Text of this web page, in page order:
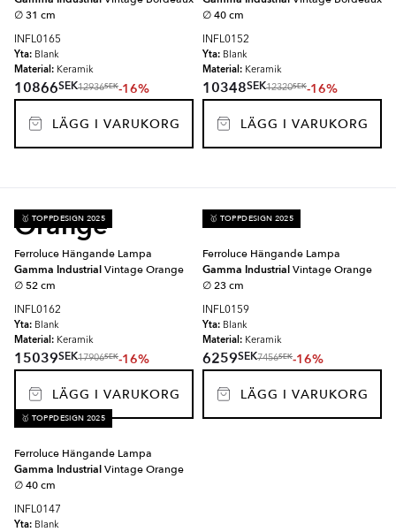
∅ 31 cm
INFL0165
Yta: Blank
Material: Keramik
10866SEK12936SEK-16%
LÄGG I VARUKORG
∅ 40 cm
INFL0152
Yta: Blank
Material: Keramik
10348SEK12320SEK-16%
LÄGG I VARUKORG
Orange
🥇 TOPPDESIGN 2025
Ferroluce Hängande Lampa
Gamma IndustrialVintage Orange
∅ 52 cm
INFL0162
Yta: Blank
Material: Keramik
15039SEK17906SEK-16%
LÄGG I VARUKORG
🥇 TOPPDESIGN 2025
Ferroluce Hängande Lampa
Gamma IndustrialVintage Orange
∅ 23 cm
INFL0159
Yta: Blank
Material: Keramik
6259SEK7456SEK-16%
LÄGG I VARUKORG
🥇 TOPPDESIGN 2025
Ferroluce Hängande Lampa
Gamma IndustrialVintage Orange
∅ 40 cm
INFL0147
Yta: Blank